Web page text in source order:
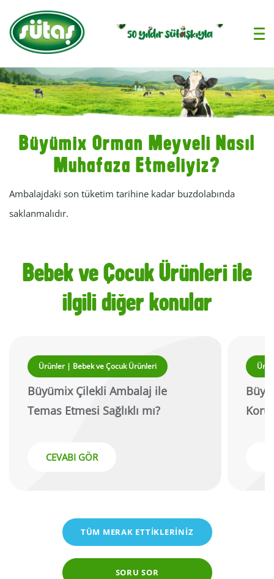
Büyümix Orman Meyveli Nasıl
Muhafaza Etmeliyiz?
Ambalajdaki son tüketim tarihine kadar buzdolabında
saklanmalıdır.
Bebek ve Çocuk Ürünleri ile
ilgili diğer konular
Ürünler | Bebek ve Çocuk Ürünleri
Büyümix Çilekli Ambalaj ile
Temas Etmesi Sağlıklı mı?
CEVABI GÖR
TÜM MERAK ETTİKLERİNİZ
SORU SOR